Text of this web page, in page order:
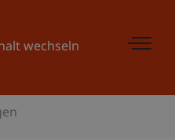
wechseln